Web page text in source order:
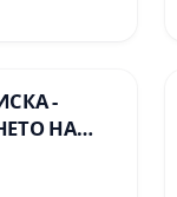
в
-
НА
НА